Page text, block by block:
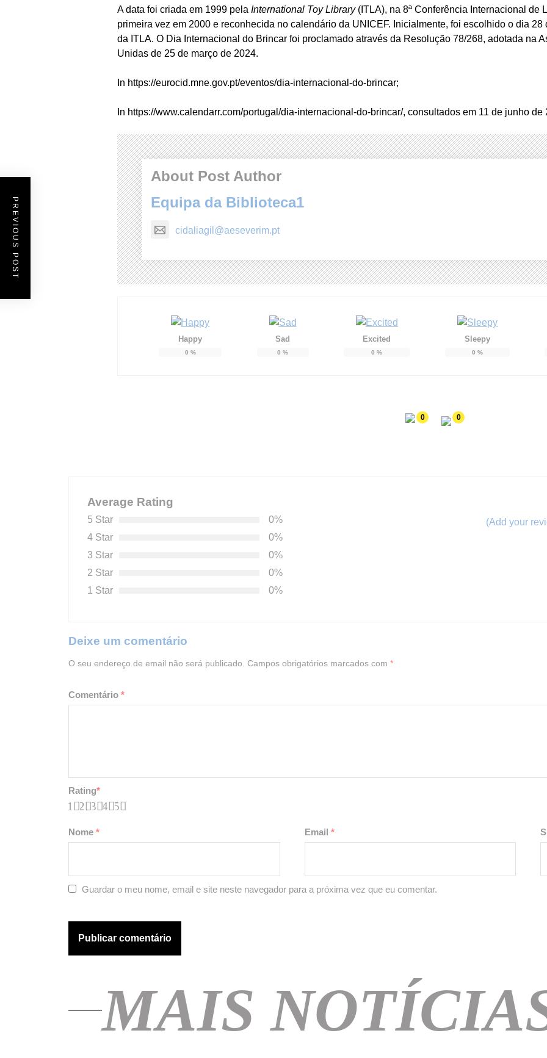
A data foi criada em 1999 pela International Toy Library(ITLA), na 8ª Conferência Internacional de
primeira vez em 2000 e reconhecida no calendário da UNICEF. Inicialmente, foi escolhido o dia
da ITLA. O Dia Internacional do Brincar foi proclamado através da Resolução 78/268, adotada na
Unidas de 25 de março de 2024.
In https://eurocid.mne.gov.pt/eventos/dia-internacional-do-brincar;
In https://www.calendarr.com/portugal/dia-internacional-do-brincar/, consultados em 11 de junho de
About Post Author
Equipa da Biblioteca1
cidaliagil@aeseverim.pt
Happy
0 %
Sad
0 %
Excited
0 %
Sleepy
0 %
0 0
Average Rating
5 Star
0%
4 Star
0%
3 Star
0%
2 Star
0%
1 Star
0%
(Add your
Deixe um comentário
O seu endereço de email não será publicado. Campos obrigatórios marcados com *
Comentário *
Rating*
5
4
3
2
1
Nome * Email *
Guardar o meu nome, email e site neste navegador para a próxima vez que eu comentar.
PREVIOUS POST
MAIS